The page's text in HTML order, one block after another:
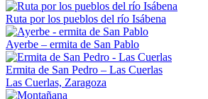
Ruta por los pueblos del río Isábena
Ayerbe – ermita de San Pablo
Ermita de San Pedro – Las Cuerlas
Las Cuerlas, Zaragoza